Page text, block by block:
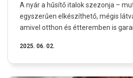
A nyár a hűsítő italok szezonja –
egyszerűen elkészíthető, mégis
amivel otthon és étteremben is
2025. 06. 02.